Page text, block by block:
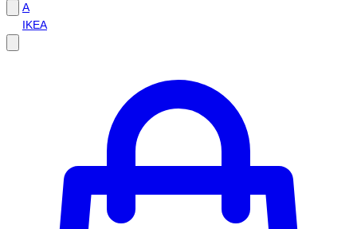
A
IKEA